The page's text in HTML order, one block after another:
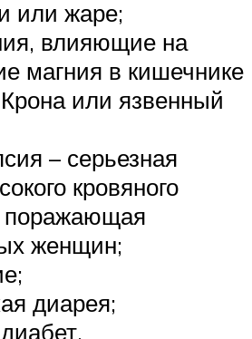
или жаре;
влияющие на
магния в кишечнике
или язвенный
– серьезная
кровяного
поражающая
женщин;
диарея;